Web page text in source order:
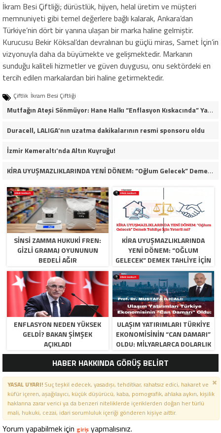
İkram Besi Çiftliği; dürüstlük, hijyen, helal üretim ve müşteri
memnuniyeti gibi temel değerlere bağlı kalarak, Ankara’dan
Türkiye’nin dört bir yanına ulaşan bir marka haline gelmiştir.
Kurucusu Bekir Köksal’dan devralınan bu güçlü miras, Samet İçin’in
vizyonuyla daha da büyümekte ve gelişmektedir. Markanın
sunduğu kaliteli hizmetler ve güven duygusu, onu sektördeki en
tercih edilen markalardan biri haline getirmektedir.
Çiftlik İkram Besi Çiftliği
Mutfağın Ateşi Sönmüyor: Hane Halkı “Enflasyon Kıskacında” Yaşam Mücadelesi Veriyor
Duracell, LALIGA’nın uzatma dakikalarının resmi sponsoru oldu
İzmir Kemeraltı’nda Altın Kuyruğu!
KİRA UYUŞMAZLIKLARINDA YENİ DÖNEM: “Oğlum Gelecek” Demek Tahliye İçin Yeterli mi?
SINSI ZAMMA HUKUKI FREN:
GIZLI GRAMAJ OYUNUNUN
BEDELI AĞIR
KİRA UYUŞMAZLIKLARINDA
YENİ DÖNEM: “OĞLUM
GELECEK” DEMEK TAHLIYE İÇIN
YETERLI MI?
ENFLASYON NEDEN YÜKSEK
GELDI? BAKAN ŞIMŞEK
AÇIKLADI
​ULAŞIM YATIRIMLARI TÜRKIYE
EKONOMISININ “CAN DAMARI”
OLDU: MILYARLARCA DOLARLIK
TASARRUF VE DEV KATMA
DEĞER
HABER HAKKINDA GÖRÜŞ BELİRT
YASAL UYARI!Suç teşkil edecek, yasadışı, tehditkar, rahatsız edici, hakaret ve
küfür içeren, aşağılayıcı, küçük düşürücü, kaba, pornografik, ahlaka aykırı, kişilik
haklarına zarar verici ya da benzeri niteliklerde içeriklerden doğan her türlü
mali, hukuki, cezai, idari sorumluluk içeriği gönderen kişiye aittir.
Yorum yapabilmek için giriş yapmalısınız.